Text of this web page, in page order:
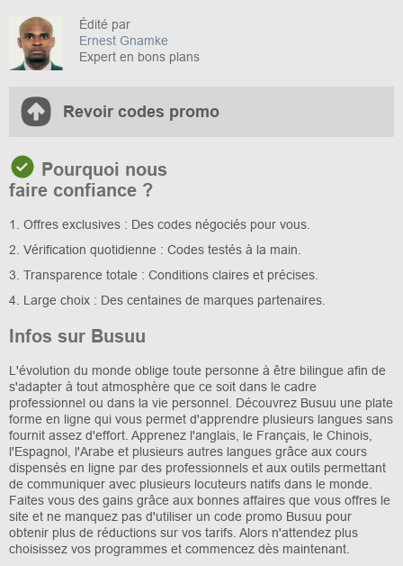
Édité par
Ernest Gnamke
Expert en bons plans
Revoir codes promo
Pourquoi nous
faire confiance ?
1. Offres exclusives : Des codes négociés pour vous.
2. Vérification quotidienne : Codes testés à la main.
3. Transparence totale : Conditions claires et précises.
4. Large choix : Des centaines de marques partenaires.
Infos sur Busuu
L'évolution du monde oblige toute personne à être bilingue afin de
s'adapter à tout atmosphère que ce soit dans le cadre
professionnel ou dans la vie personnel. Découvrez Busuu une plate
forme en ligne qui vous permet d'apprendre plusieurs langues sans
fournit assez d'effort. Apprenez l'anglais, le Français, le Chinois,
l'Espagnol, l'Arabe et plusieurs autres langues grâce aux cours
dispensés en ligne par des professionnels et aux outils permettant
de communiquer avec plusieurs locuteurs natifs dans le monde.
Faites vous des gains grâce aux bonnes affaires que vous offres le
site et ne manquez pas d'utiliser un code promo Busuu pour
obtenir plus de réductions sur vos tarifs. Alors n'attendez plus
choisissez vos programmes et commencez dès maintenant.